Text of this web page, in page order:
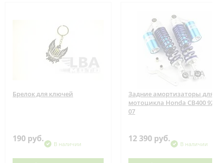
Брелок для ключей
190 руб.
В наличии
Задние амортизаторы для
мотоцикла Honda CB400 92-
07
12 390 руб.
В наличии